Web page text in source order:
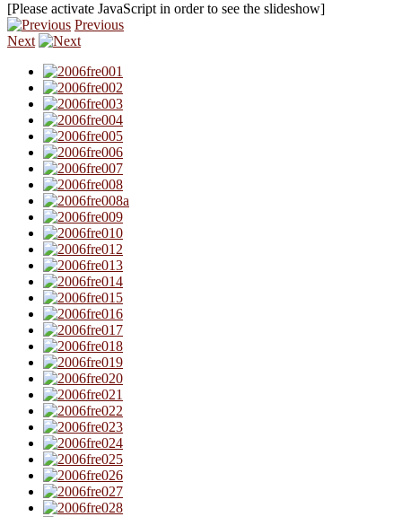
[Please activate JavaScript in order to see the slideshow]
Previous
Next